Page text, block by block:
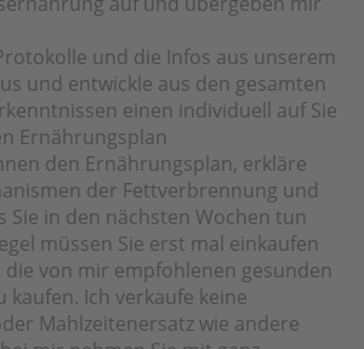
und die Infos aus unserem
und entwickle aus den gesamten
einen individuell auf Sie
Ernährungsplan
den Ernährungsplan, erkläre
der Fettverbrennung und
Sie in den nächsten Wochen tun
müssen Sie erst mal einkaufen
die von mir empfohlenen gesunden
kaufen. Ich verkaufe keine
Mahlzeitenersatz wie andere